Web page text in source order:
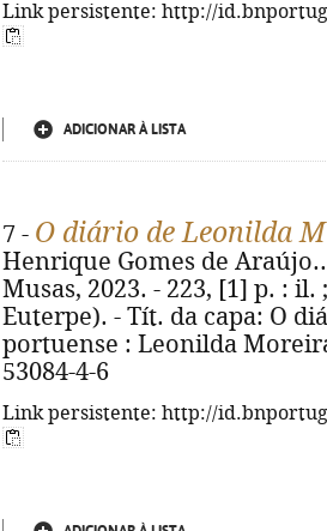
Link persistente: http://
ADICIONAR À LISTA
7 - O diário de Leonilda
Henrique Gomes de
Musas, 2023. - 223, [1] p. :
Euterpe). - Tít. da capa: O
portuense : Leonilda
53084-4-6
Link persistente: http://